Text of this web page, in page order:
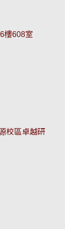
樓608室
校區卓越研